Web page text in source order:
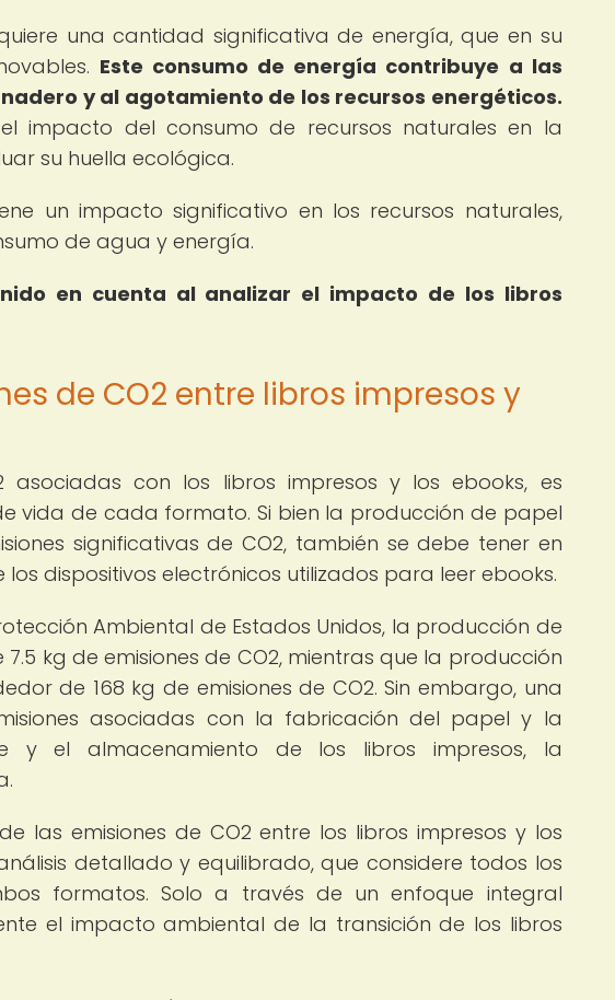
una cantidad significativa de energía, que en su
Este consumo de energía contribuye a las
y al agotamiento de los recursos energéticos.
impacto del consumo de recursos naturales en la
su huella ecológica.
un impacto significativo en los recursos naturales,
de agua y energía.
en cuenta al analizar el impacto de los libros
de CO2 entre libros impresos y
asociadas con los libros impresos y los ebooks, es
vida de cada formato. Si bien la producción de papel
significativas de CO2, también se debe tener en
dispositivos electrónicos utilizados para leer ebooks.
Ambiental de Estados Unidos, la producción de
kg de emisiones de CO2, mientras que la producción
de 168 kg de emisiones de CO2. Sin embargo, una
asociadas con la fabricación del papel y la
y el almacenamiento de los libros impresos, la
las emisiones de CO2 entre los libros impresos y los
detallado y equilibrado, que considere todos los
formatos. Solo a través de un enfoque integral
el impacto ambiental de la transición de los libros